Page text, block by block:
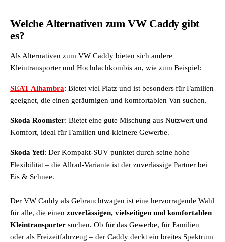
Welche Alternativen zum VW Caddy gibt
es?
Als Alternativen zum VW Caddy bieten sich andere
Kleintransporter und Hochdachkombis an, wie zum Beispiel:
SEAT Alhambra: Bietet viel Platz und ist besonders für Familien
geeignet, die einen geräumigen und komfortablen Van suchen.
Skoda Roomster: Bietet eine gute Mischung aus Nutzwert und
Komfort, ideal für Familien und kleinere Gewerbe.
Skoda Yeti: Der Kompakt-SUV punktet durch seine hohe
Flexibilität – die Allrad-Variante ist der zuverlässige Partner bei
Eis & Schnee.
Der VW Caddy als Gebrauchtwagen ist eine hervorragende Wahl
für alle, die einen zuverlässigen, vielseitigen und komfortablen
Kleintransporter suchen. Ob für das Gewerbe, für Familien
oder als Freizeitfahrzeug – der Caddy deckt ein breites Spektrum